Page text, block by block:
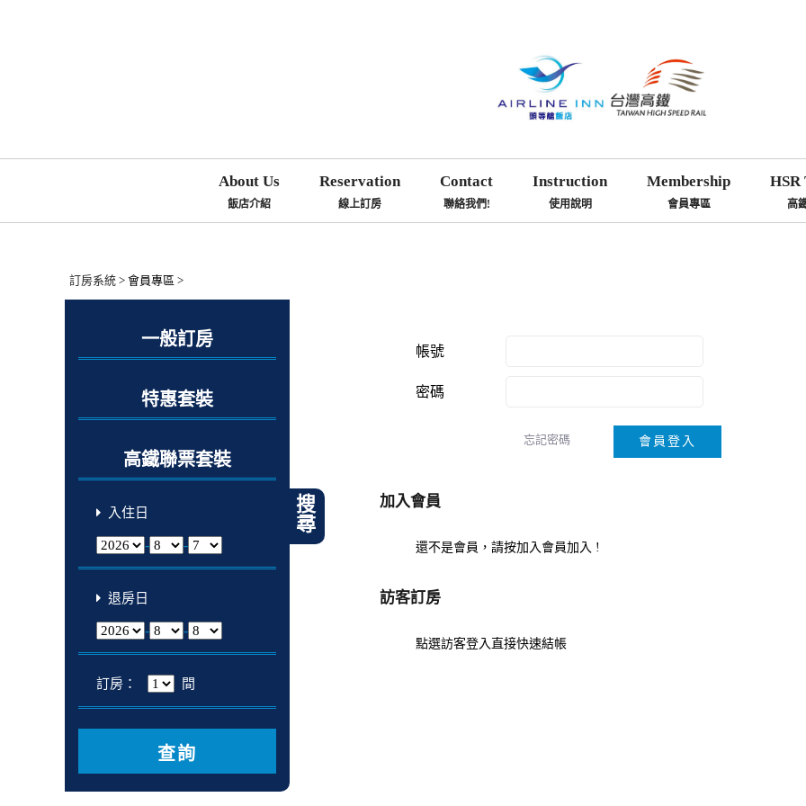
About Us
飯店介紹
Reservation
線上訂房
Contact
聯絡我們!
Instruction
使用說明
Membership
會員專區
HSR
高
訂房系統 > 會員專區 >
一般訂房
特惠套裝
高鐵聯票套裝
搜尋
入住日
- -
退房日
- -
訂房： 間
帳號
密碼
忘記密碼 會員登入
加入會員
還不是會員，請按加入會員加入 !
訪客訂房
點選訪客登入直接快速結帳